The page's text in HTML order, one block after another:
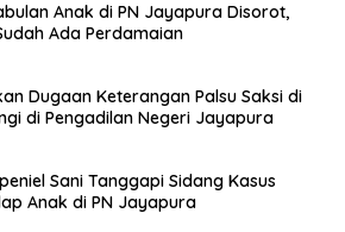
Anak di PN Jayapura Disorot,
Ada Perdamaian
Dugaan Keterangan Palsu Saksi di
di Pengadilan Negeri Jayapura
Sani Tanggapi Sidang Kasus
Anak di PN Jayapura